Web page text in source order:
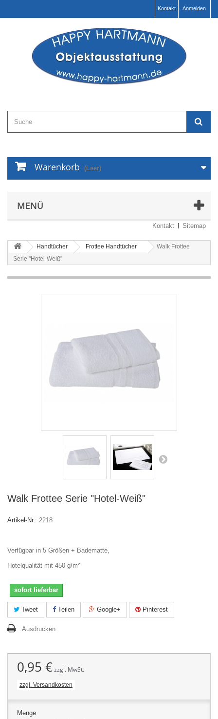
Anmelden
Kontakt
Warenkorb (Leer)
MENÜ
Kontakt Sitemap
Handtücher Frottee Handtücher
Walk Frottee
Serie "Hotel-Weiß"
Walk Frottee Serie "Hotel-Weiß"
Artikel-Nr.: 2218
Verfügbar in 5 Größen + Badematte,
Hotelqualität mit 450 g/m²
sofort lieferbar
Tweet Teilen Google+ Pinterest
Ausdrucken
0,95 €zzgl. MwSt.
zzgl. Versandkosten
Menge